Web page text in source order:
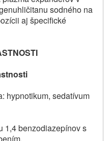
sodného na
aj špecifické
hypnotikum, sedatívum
1,4 benzodiazepínov s